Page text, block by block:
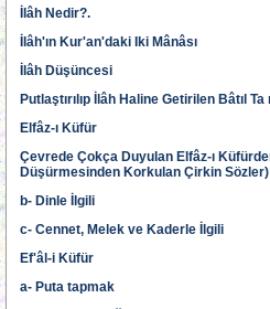
İlâh Nedir?.
İlâh'ın Kur'an'daki Iki Mânâsı
İlâh Düşüncesi
Putlaştırılıp İlâh Haline Getirilen Bâtıl Ta
Elfâz-ı Küfür
Çevrede Çokça Duyulan Elfâz-ı
Düşürmesinden Korkulan Çirkin
b- Dinle İlgili
c- Cennet, Melek ve Kaderle İlgili
Ef'âl-i Küfür
a- Puta tapmak